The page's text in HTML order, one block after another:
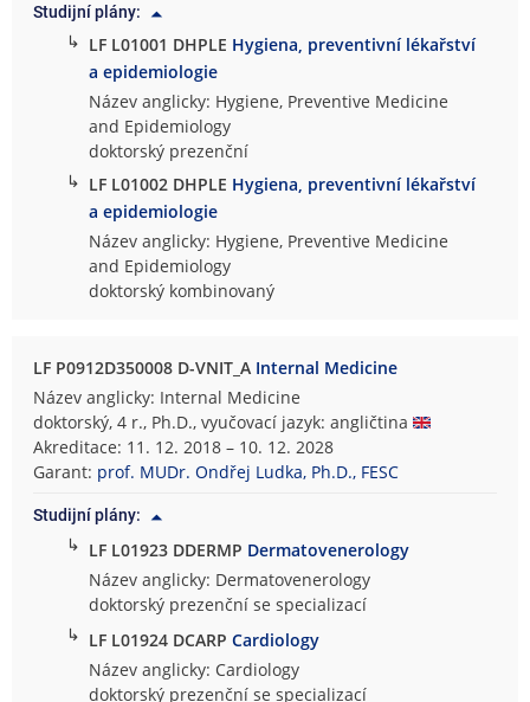
Studijní plány:
↳ LF L01001 DHPLE Hygiena, preventivní lékařství
a epidemiologie
Název anglicky: Hygiene, Preventive Medicine
and Epidemiology
doktorský prezenční
↳ LF L01002 DHPLE Hygiena, preventivní lékařství
a epidemiologie
Název anglicky: Hygiene, Preventive Medicine
and Epidemiology
doktorský kombinovaný
LF P0912D350008 D-VNIT_A Internal Medicine
Název anglicky: Internal Medicine
doktorský, 4 r., Ph.D., vyučovací jazyk: angličtina
Akreditace: 11. 12. 2018 – 10. 12. 2028
Garant: prof. MUDr. Ondřej Ludka, Ph.D., FESC
Studijní plány:
↳ LF L01923 DDERMP Dermatovenerology
Název anglicky: Dermatovenerology
doktorský prezenční se specializací
↳ LF L01924 DCARPCardiology
Název anglicky: Cardiology
doktorský prezenční se specializací